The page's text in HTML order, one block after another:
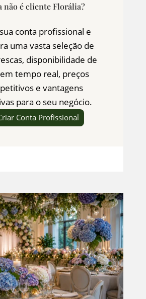
não é cliente Florália?
conta profissional e
uma vasta seleção de
disponibilidade de
tempo real, preços
e vantagens
para o seu negócio.
Conta Profissional